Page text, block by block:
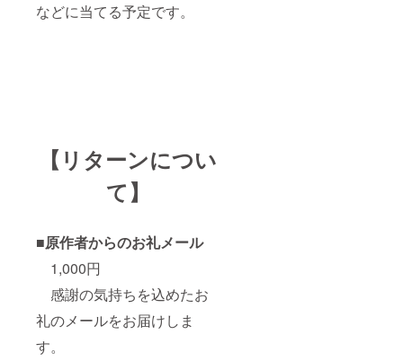
などに当てる予定です。
【リターンについ
て】
■原作者からのお礼メール
1,000円
感謝の気持ちを込めたお
礼のメールをお届けしま
す。